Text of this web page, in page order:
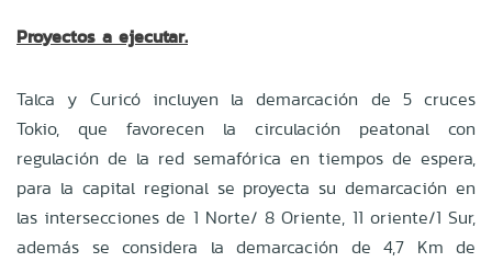
Proyectos a ejecutar.
Talca y Curicó incluyen la demarcación de 5 cruces
Tokio, que favorecen la circulación peatonal con
regulación de la red semafórica en tiempos de espera,
para la capital regional se proyecta su demarcación en
las intersecciones de 1 Norte/ 8 Oriente, 11 oriente/1 Sur,
además se considera la demarcación de 4,7 Km de